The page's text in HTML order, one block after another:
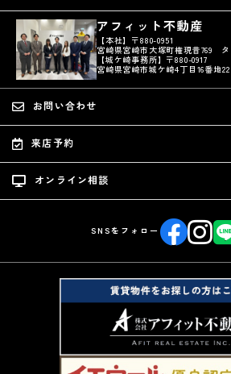
アフィット不動産
【本社】〒880-0951
宮崎県宮崎市大塚町権現昔769
【城ケ崎事務所】〒880-0917
宮崎県宮崎市城ケ崎4丁目16番地
お問い合わせ
来店予約
オンライン相談
SNSをフォロー